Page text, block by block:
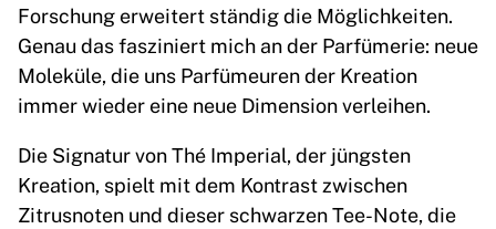
Forschung erweitert ständig die Möglichkeiten.
Genau das fasziniert mich an der Parfümerie: neue
Moleküle, die uns Parfümeuren der Kreation
immer wieder eine neue Dimension verleihen.
Die Signatur von Thé Imperial, der jüngsten
Kreation, spielt mit dem Kontrast zwischen
Zitrusnoten und dieser schwarzen Tee-Note, die